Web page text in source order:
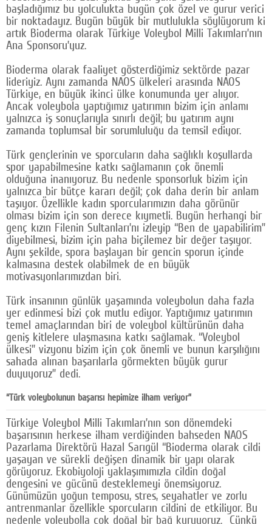
başladığımız bu yolculukta bugün çok özel ve gurur verici
bir noktadayız. Bugün büyük bir mutlulukla söylüyorum ki
artık Bioderma olarak Türkiye Voleybol Milli Takımları’nın
Ana Sponsoru’yuz.
Bioderma olarak faaliyet gösterdiğimiz sektörde pazar
lideriyiz. Aynı zamanda NAOS ülkeleri arasında NAOS
Türkiye, en büyük ikinci ülke konumunda yer alıyor.
Ancak voleybola yaptığımız yatırımın bizim için anlamı
yalnızca iş sonuçlarıyla sınırlı değil; bu yatırım aynı
zamanda toplumsal bir sorumluluğu da temsil ediyor.
Türk gençlerinin ve sporcuların daha sağlıklı koşullarda
spor yapabilmesine katkı sağlamanın çok önemli
olduğuna inanıyoruz. Bu nedenle sponsorluk bizim için
yalnızca bir bütçe kararı değil; çok daha derin bir anlam
taşıyor. Özellikle kadın sporcularımızın daha görünür
olması bizim için son derece kıymetli. Bugün herhangi bir
genç kızın Filenin Sultanları’nı izleyip “Ben de yapabilirim”
diyebilmesi, bizim için paha biçilemez bir değer taşıyor.
Aynı şekilde, spora başlayan bir gencin sporun içinde
kalmasına destek olabilmek de en büyük
motivasyonlarımızdan biri.
Türk insanının günlük yaşamında voleybolun daha fazla
yer edinmesi bizi çok mutlu ediyor. Yaptığımız yatırımın
temel amaçlarından biri de voleybol kültürünün daha
geniş kitlelere ulaşmasına katkı sağlamak. “Voleybol
ülkesi” vizyonu bizim için çok önemli ve bunun karşılığını
sahada alınan başarılarla görmekten büyük gurur
duyuyoruz” dedi.
“Türk voleybolunun başarısı hepimize ilham veriyor”
Türkiye Voleybol Milli Takımları’nın son dönemdeki
başarısının herkese ilham verdiğinden bahseden NAOS
Pazarlama Direktörü Hazal Sarıgül “Bioderma olarak cildi
yaşayan ve sürekli değişen dinamik bir yapı olarak
görüyoruz. Ekobiyoloji yaklaşımımızla cildin doğal
dengesini ve gücünü desteklemeyi önemsiyoruz.
Günümüzün yoğun temposu, stres, seyahatler ve zorlu
antrenmanlar özellikle sporcuların cildini de etkiliyor. Bu
nedenle voleybolla çok doğal bir bağ kuruyoruz. Çünkü